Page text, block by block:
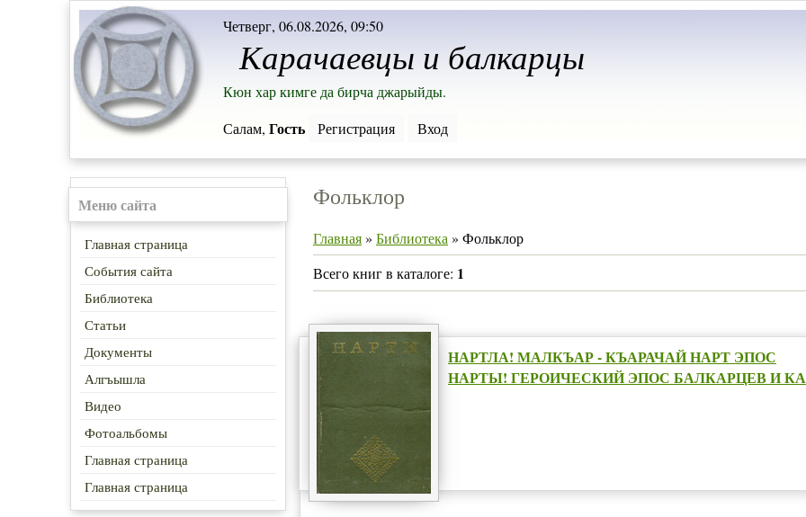
Четверг, 06.08.2026, 09:50
Карачаевцы и балкарцы
Салам, Гость Регистрация Вход
Кюн хар кимге да бирча джарыйды.
Меню сайта
Главная страница
События сайта
Библиотека
Статьи
Документы
Алгъышла
Видео
Фотоальбомы
Главная страница
Главная страница
Фольклор
Главная» Библиотека » Фольклор
Всего книг в каталоге: 1
НАРТЛА! МАЛКЪАР - КЪАРАЧАЙ НАРТ ЭПОС
НАРТЫ! ГЕРОИЧЕСКИЙ ЭПОС БАЛКАРЦЕВ И